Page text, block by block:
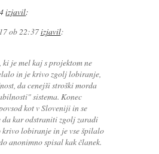
izjavil:
ob 22:37izjavil:
je mel kaj s projektom ne
in je krivo zgolj lobiranje,
da cenejši stroški morda
sistema. Konec
kot v Sloveniji in se
da kar odstraniti zgolj zaradi
krivo lobiranje in je vse špilalo
anonimno spisal kak članek.